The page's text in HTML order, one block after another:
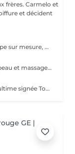
frères. Carmelo et
et décident
Une expérience alliant style et détente : coupe sur mesure, entretien de la barbe et soin du visage pour purifier et revitaliser la peau. Le soin est optimisé grâce à l'utilisation du vapozone (machine à vapeur), permettant d'ouvrir les pores et de préparer la peau en profondeur. Le tout accompagné de lotions adaptées et de massages relaxants du cuir chevelu et du visage. Un moment complet pour se sentir net, détendu et parfaitement soigné.
Un soin profond associant nettoyage de la peau et massage lymphatique pour relancer la circulation et éliminer les tensions. Les traits sont détendus, le visage paraît plus frais, plus léger et visiblement revitalisé. Un moment de relaxation ciblé, idéal pour retrouver éclat et netteté.
Rituel Suprême 75 min | 140.- L'expérience ultime signée Tonsor. Coupe sur mesure et barbe parfaitement définie, sublimées par des serviettes chaudes, des soins et crèmes adaptés. Un massage lymphatique du visage vient relancer l'éclat et détendre les traits. Le rituel se prolonge par un massage profond du cuir chevelu, pour un relâchement total. Un moment d'exception, où chaque détail est pensé pour allier précision, luxe et bien-être absolu.